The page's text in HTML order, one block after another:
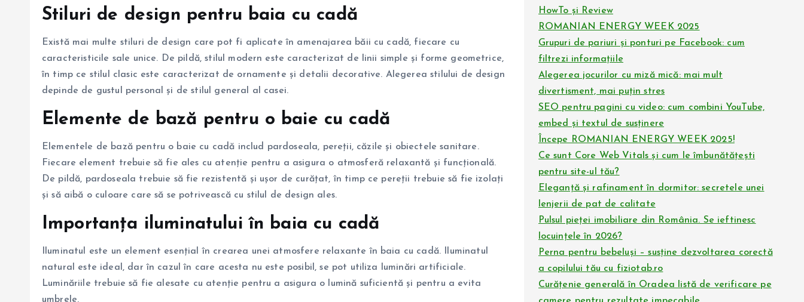
Stiluri de design pentru baia cu cadă
Există mai multe stiluri de design care pot fi aplicate în amenajarea băii cu cadă, fiecare cu
caracteristicile sale unice. De pildă, stilul modern este caracterizat de linii simple și forme geometrice,
în timp ce stilul clasic este caracterizat de ornamente și detalii decorative. Alegerea stilului de design
depinde de gustul personal și de stilul general al casei.
Elemente de bază pentru o baie cu cadă
Elementele de bază pentru o baie cu cadă includ pardoseala, pereții, căzile și obiectele sanitare.
Fiecare element trebuie să fie ales cu atenție pentru a asigura o atmosferă relaxantă și funcțională.
De pildă, pardoseala trebuie să fie rezistentă și ușor de curățat, în timp ce pereții trebuie să fie izolați
și să aibă o culoare care să se potrivească cu stilul de design ales.
Importanța iluminatului în baia cu cadă
Iluminatul este un element esențial în crearea unei atmosfere relaxante în baia cu cadă. Iluminatul
natural este ideal, dar în cazul în care acesta nu este posibil, se pot utiliza luminări artificiale.
Luminăriile trebuie să fie alesate cu atenție pentru a asigura o lumină suficientă și pentru a evita
umbrele.
HowTo și Review
ROMANIAN ENERGY WEEK 2025
Grupuri de pariuri și ponturi pe Facebook: cum
filtrezi informațiile
Alegerea jocurilor cu miză mică: mai mult
divertisment, mai puțin stres
SEO pentru pagini cu video: cum combini YouTube,
embed și textul de susținere
Începe ROMANIAN ENERGY WEEK 2025!
Ce sunt Core Web Vitals și cum le îmbunătățești
pentru site-ul tău?
Eleganță și rafinament în dormitor: secretele unei
lenjerii de pat de calitate
Pulsul pieței imobiliare din România. Se ieftinesc
locuințele în 2026?
Perna pentru bebeluși – susține dezvoltarea corectă
a copilului tău cu fiziotab.ro
Curățenie generală în Oradea listă de verificare pe